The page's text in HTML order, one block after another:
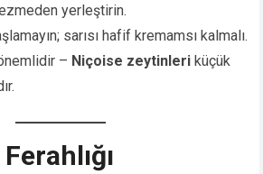
yerleştirin.
sarısı hafif kremamsı kalmalı.
– Niçoise zeytinleri küçük